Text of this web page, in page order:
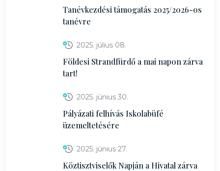
Tanévkezdési támogatás 2025/2026-os
tanévre
2025. július 08.
Földesi Strandfürdő a mai napon zárva
tart!
2025. június 30.
Pályázati felhívás Iskolabüfé
üzemeltetésére
2025. június 27.
Köztisztviselők Napján a Hivatal zárva